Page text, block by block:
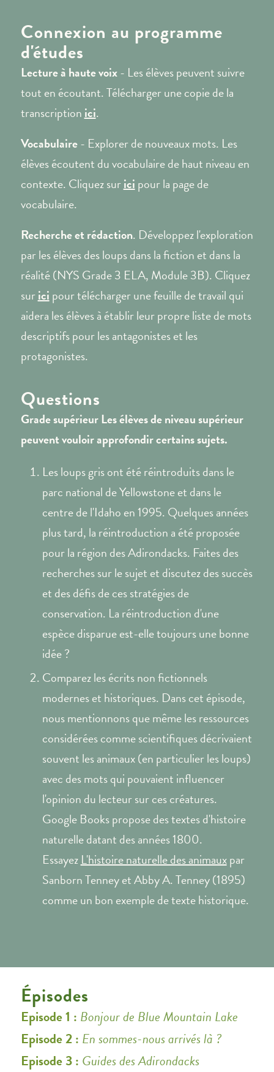
Connexion au programme
d'études
Lecture à haute voix- Les élèves peuvent suivre
tout en écoutant. Télécharger une copie de la
transcriptionici.
Vocabulaire- Explorer de nouveaux mots. Les
élèves écoutent du vocabulaire de haut niveau en
contexte. Cliquez suricipour la page de
vocabulaire.
Recherche et rédaction. Développez l'exploration
par les élèves des loups dans la fiction et dans la
réalité (NYS Grade 3 ELA, Module 3B). Cliquez
suricipour télécharger une feuille de travail qui
aidera les élèves à établir leur propre liste de mots
descriptifs pour les antagonistes et les
protagonistes.
Questions
Grade supérieurLes élèves de niveau supérieur
peuvent vouloir approfondir certains sujets.
Les loups gris ont été réintroduits dans le
parc national de Yellowstone et dans le
centre de l'Idaho en 1995. Quelques années
plus tard, la réintroduction a été proposée
pour la région des Adirondacks. Faites des
recherches sur le sujet et discutez des succès
et des défis de ces stratégies de
conservation. La réintroduction d'une
espèce disparue est-elle toujours une bonne
idée ?
Comparez les écrits non fictionnels
modernes et historiques. Dans cet épisode,
nous mentionnons que même les ressources
considérées comme scientifiques décrivaient
souvent les animaux (en particulier les loups)
avec des mots qui pouvaient influencer
l'opinion du lecteur sur ces créatures.
Google Books propose des textes d'histoire
naturelle datant des années 1800.
EssayezL'histoire naturelle des animauxpar
Sanborn Tenney et Abby A. Tenney (1895)
comme un bon exemple de texte historique.
Épisodes
Episode 1 : Bonjour de Blue Mountain Lake
Episode 2 : En sommes-nous arrivés là ?
Episode 3 : Guides des Adirondacks